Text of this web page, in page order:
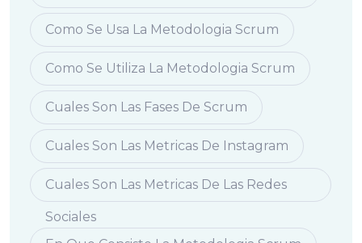
Como Se Usa La Metodologia Scrum
Como Se Utiliza La Metodologia Scrum
Cuales Son Las Fases De Scrum
Cuales Son Las Metricas De Instagram
Cuales Son Las Metricas De Las Redes
Sociales